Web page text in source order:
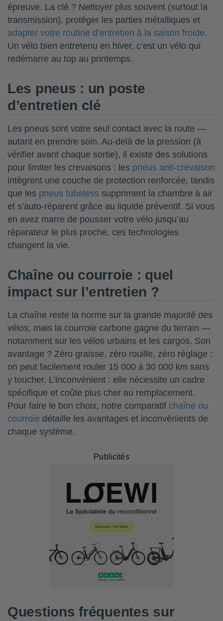
épreuve. La clé ? Nettoyer plus souvent (surtout la
transmission), protéger les parties métalliques et
adapter votre routine d’entretien à la saison froide.
Un vélo bien entretenu en hiver, c’est un vélo qui
redémarre au top au printemps.
Les pneus : un poste
d’entretien clé
Les pneus sont votre seul contact avec la route —
autant en prendre soin. Au-delà de la pression (à
vérifier avant chaque sortie), il existe des solutions
pour limiter les crevaisons : les pneus anti-crevaison
intègrent une couche de protection renforcée, tandis
que les pneus tubeless suppriment la chambre à air
et s’auto-réparent grâce au liquide préventif. Si vous
en avez marre de pousser votre vélo jusqu’au
réparateur le plus proche, ces technologies
changent la vie.
Chaîne ou courroie : quel
impact sur l’entretien ?
La chaîne reste la norme sur la grande majorité des
vélos, mais la courroie carbone gagne du terrain —
notamment sur les vélos urbains et les cargos. Son
avantage ? Zéro graisse, zéro rouille, zéro réglage :
on peut facilement rouler 15 000 à 30 000 km sans
y toucher. L’inconvénient : elle nécessite un cadre
spécifique et coûte plus cher au remplacement.
Pour faire le bon choix, notre comparatif chaîne ou
courroie détaille les avantages et inconvénients de
chaque système.
Publicités
Questions fréquentes sur